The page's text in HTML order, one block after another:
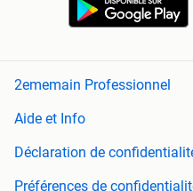
2ememain Professionnel
Aide et Info
Déclaration de
Préférences de